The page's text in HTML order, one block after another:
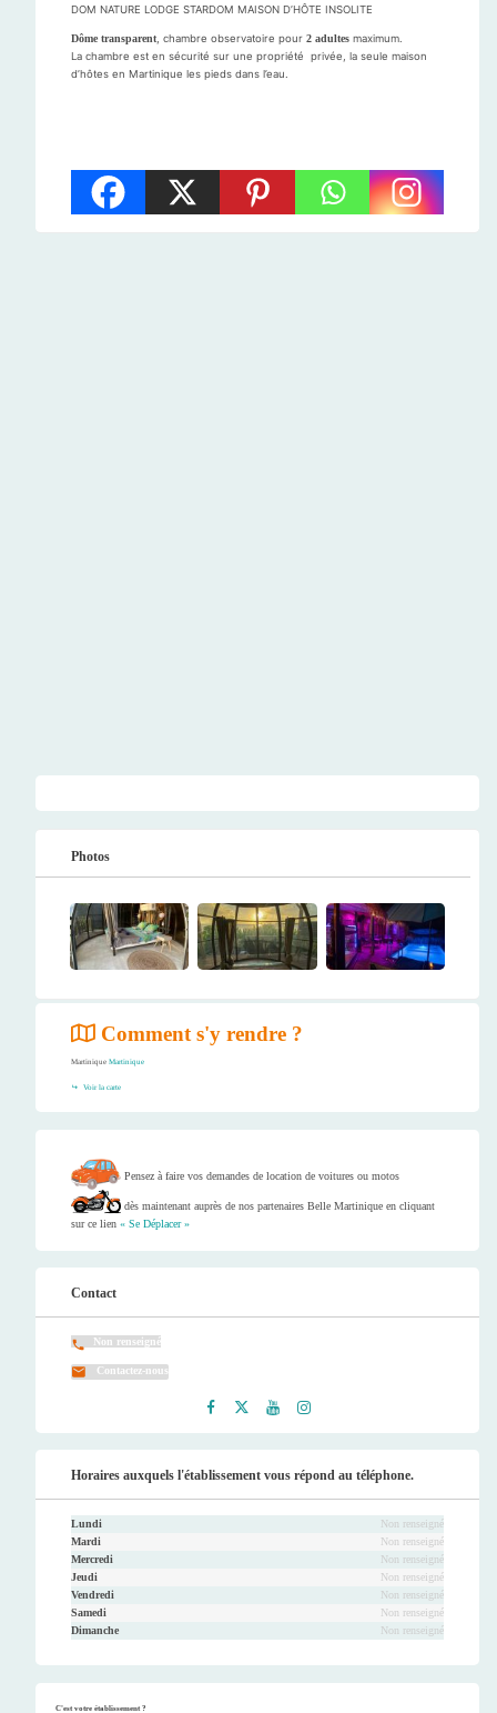
DOM NATURE LODGE STARDOM MAISON D’HÔTE INSOLITE
Dôme transparent , chambre observatoire pour 2 adultes maximum.
La chambre est en sécurité sur une propriété privée, la seule maison
d’hôtes en Martinique les pieds dans l’eau.
Photos
Comment s'y rendre ?
Martinique Martinique
Voir la carte
Pensez à faire vos demandes de location de voitures ou motos
dès maintenant auprès de nos partenaires Belle Martinique en cliquant
sur ce lien « Se Déplacer »
Contact
Non renseigné
Contactez-nous
ook
er
be
ram
Horaires auxquels l'établissement vous répond au téléphone.
Lundi
Non renseigné
Mardi
Non renseigné
Mercredi
Non renseigné
Jeudi
Non renseigné
Vendredi
Non renseigné
Samedi
Non renseigné
Dimanche
Non renseigné
C'est votre établissement ?